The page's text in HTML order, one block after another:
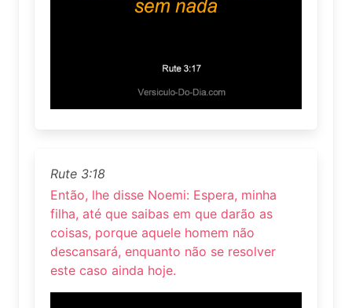
Rute 3:18
Então, lhe disse Noemi: Espera, minha
filha, até que saibas em que darão as
coisas, porque aquele homem não
descansará, enquanto não se resolver
este caso ainda hoje.